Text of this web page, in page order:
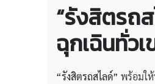
“รังสิตรถ
ฉุกเฉินทั่ว
“รังสิตรถสไลด์” พร้อมใ